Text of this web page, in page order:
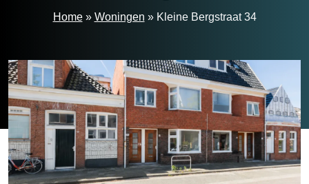
Home» Woningen » Kleine Bergstraat 34